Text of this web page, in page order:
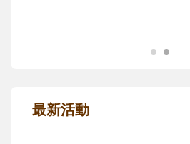
最新活動